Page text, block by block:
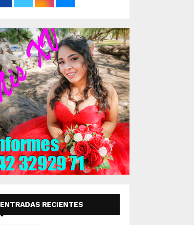
ENTRADAS RECIENTES